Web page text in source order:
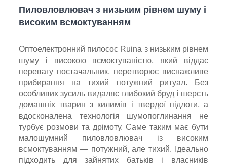
Пиловловлювач з низьким рівнем шуму і
високим всмоктуванням
Оптоелектронний пилосос Ruina з низьким рівнем
шуму і високою всмоктуваністю, який віддає
перевагу постачальник, перетворює виснажливе
прибирання на тихий потужний ритуал. Без
особливих зусиль видаляє глибокий бруд і шерсть
домашніх тварин з килимів і твердої підлоги, а
вдосконалена технологія шумопоглинання не
турбує розмови та дрімоту. Саме таким має бути
малошумний пиловловлювач із високим
всмоктуванням — потужний, але тихий. Ідеально
підходить для зайнятих батьків і власників